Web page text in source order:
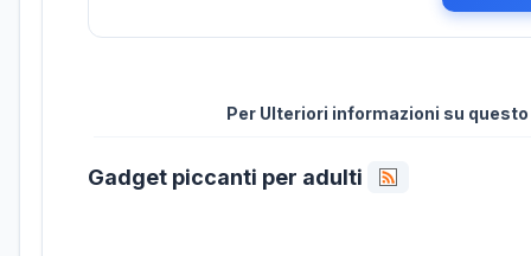
Per Ulteriori informazioni su
Gadget piccanti per adulti